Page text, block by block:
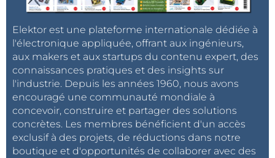
Elektor est une plateforme internationale dédiée à
l'électronique appliquée, offrant aux ingénieurs,
aux makers et aux startups du contenu expert, des
connaissances pratiques et des insights sur
l'industrie. Depuis les années 1960, nous avons
encouragé une communauté mondiale à
concevoir, construire et partager des solutions
concrètes. Les membres bénéficient d'un accès
exclusif à des projets, de réductions dans notre
boutique et d'opportunités de collaborer avec des